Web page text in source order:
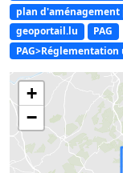
plan
geoportail.lu
PAG
+
−